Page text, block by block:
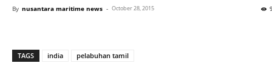
By nusantara maritime news - October 28, 2015
TAGS india pelabuhan tamil